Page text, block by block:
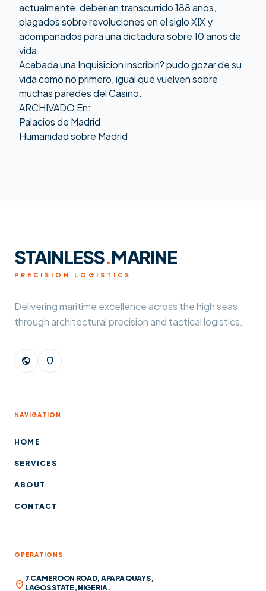
actualmente, deberian transcurrido 188 anos,
plagados sobre revoluciones en el siglo XIX y
acompanados para una dictadura sobre 10 anos de
vida.
Acabada una Inquisicion inscribiri? pudo gozar de su
vida como no primero, igual que vuelven sobre
muchas paredes del Casino.
ARCHIVADO En:
Palacios de Madrid
Humanidad sobre Madrid
STAINLESS.MARINE
PRECISION LOGISTICS
Delivering maritime excellence across the high seas
through architectural precision and tactical logistics.
public shield
NAVIGATION
HOME
SERVICES
ABOUT
CONTACT
OPERATIONS
location_on 7 CAMEROON ROAD, APAPA QUAYS,
LAGOS STATE, NIGERIA.